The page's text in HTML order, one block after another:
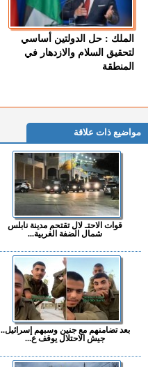
الملك : حل الدولتين أساسي
لتحقيق السلام والازدهار في
المنطقة
مواضيع ذات علاقة
قوات الاحتـ لال تقتحم مدينة نابلس
شمال الضفة الغربية...
بعد تضامنهم مع جنين وسبهم إسرائيل..
جيش الاحتلال يوقف ع...